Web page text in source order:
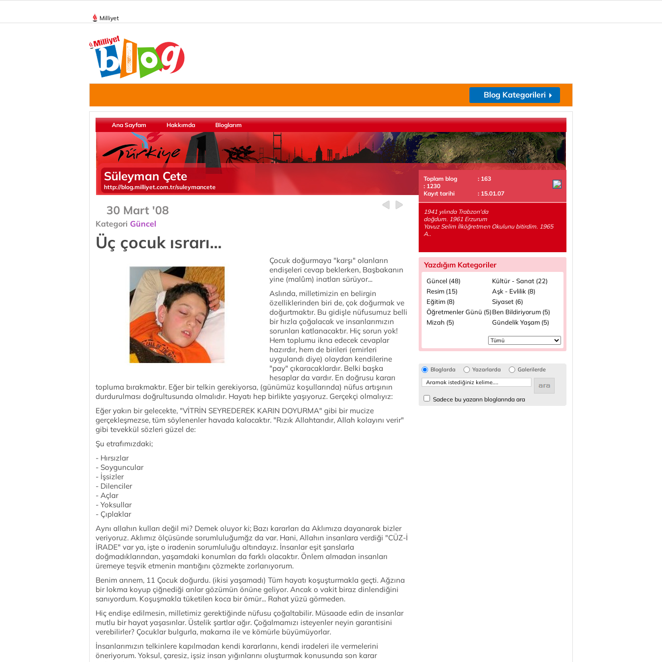
Milliyet
Blog Kategorileri
Ana Sayfam Hakkımda Bloglarım
Süleyman Çete
http://blog.milliyet.com.tr/suleymancete
30 Mart '08
Kategori Güncel
Üç çocuk ısrarı...
Çocuk doğurmaya "karşı" olanların
endişeleri cevap beklerken, Başbakanın
yine (malûm) inatları sürüyor...
Aslında, milletimizin en belirgin
özelliklerinden biri de, çok doğurmak ve
doğurtmaktır. Bu gidişle nüfusumuz belli
bir hızla çoğalacak ve insanlarımızın
sorunları katlanacaktır. Hiç sorun yok!
Hem toplumu ikna edecek cevaplar
hazırdır, hem de birileri (emirleri
uygulandı diye) olaydan kendilerine
"pay" çıkaracaklardır. Belki başka
hesaplar da vardır. En doğrusu kararı
topluma bırakmaktır. Eğer bir telkin gerekiyorsa, (günümüz koşullarında) nüfus artışının
durdurulması doğrultusunda olmalıdır. Hayatı hep birlikte yaşıyoruz. Gerçekçi olmalıyız:
Eğer yakın bir gelecekte, "VİTRİN SEYREDEREK KARIN DOYURMA" gibi bir mucize
gerçekleşmezse, tüm söylenenler havada kalacaktır. "Rızık Allahtandır, Allah kolayını verir"
gibi tevekkül sözleri güzel de:
Şu etrafımızdaki;
- Hırsızlar
- Soyguncular
- İşsizler
- Dilenciler
- Açlar
- Yoksullar
- Çıplaklar
Aynı allahın kulları değil mi? Demek oluyor ki; Bazı kararları da Aklımıza dayanarak bizler
veriyoruz. Aklımız ölçüsünde sorumluluğumğz da var. Hani, Allahın insanlara verdiği "CÜZ-İ
İRADE" var ya, işte o iradenin sorumluluğu altındayız. İnsanlar eşit şanslarla
doğmadıklarından, yaşamdaki konumları da farklı olacaktır. Önlem almadan insanları
üremeye teşvik etmenin mantığını çözmekte zorlanıyorum.
Benim annem, 11 Çocuk doğurdu. (ikisi yaşamadı) Tüm hayatı koşuşturmakla geçti. Ağzına
bir lokma koyup çiğnediği anlar gözümün önüne geliyor. Ancak o vakit biraz dinlendiğini
sanıyordum. Koşuşmakla tüketilen koca bir ömür... Rahat yüzü görmeden.
Hiç endişe edilmesin, milletimiz gerektiğinde nüfusu çoğaltabilir. Müsaade edin de insanlar
mutlu bir hayat yaşasınlar. Üstelik şartlar ağır. Çoğalmamızı isteyenler neyin garantisini
verebilirler? Çocuklar bulgurla, makarna ile ve kömürle büyümüyorlar.
İnsanlarımızın telkinlere kapılmadan kendi kararlarını, kendi iradeleri ile vermelerini
öneriyorum. Yoksul, çaresiz, işsiz insan yığınlarını oluşturmak konusunda son karar
Toplam blog
: 163
: 1230
Kayıt tarihi
: 15.01.07
1941 yılında Trabzon'da
doğdum. 1961 Erzurum
Yavuz Selim İlköğretmen Okulunu bitirdim. 1965
A..
Yazdığım Kategoriler
Güncel (48)
Kültür - Sanat (22)
Resim (15)
Aşk - Evlilik (8)
Eğitim (8)
Siyaset (6)
Öğretmenler Günü (5)Ben Bildiriyorum (5)
Mizah (5)
Gündelik Yaşam (5)
Bloglarda Yazarlarda Galerilerde
Sadece bu yazarın bloglarında ara